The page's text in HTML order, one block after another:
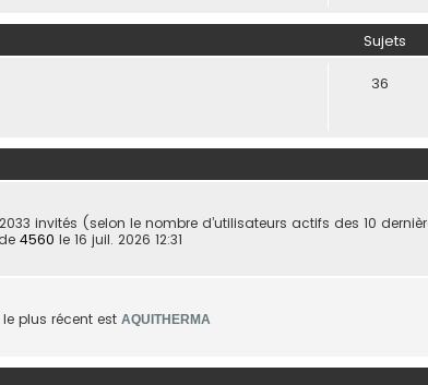
Sujets
36
invités (selon le nombre d’utilisateurs actifs des 10
4560 le 16 juil. 2026 12:31
plus récent est AQUITHERMA